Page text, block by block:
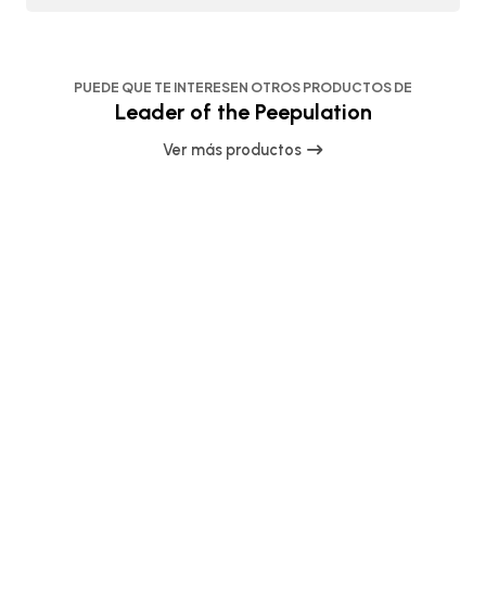
PUEDE QUE TE INTERESEN OTROS PRODUCTOS DE
Leader of the Peepulation
Ver más productos